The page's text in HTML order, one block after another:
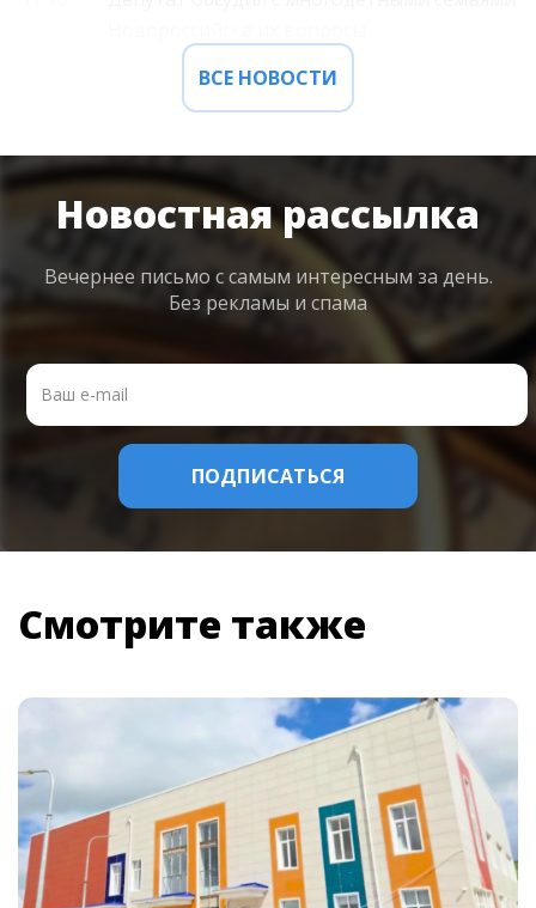
ВСЕ НОВОСТИ
Новостная рассылка
Вечернее письмо с самым интересным за день.
Без рекламы и спама
Смотрите также